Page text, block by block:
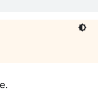
.